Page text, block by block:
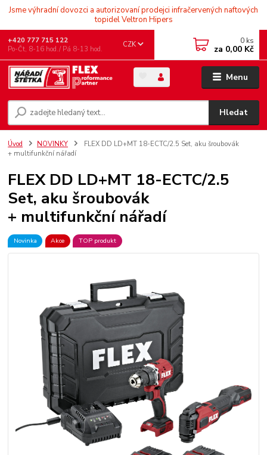
Jsme výhradní dovozci a autorizovaní prodejci infračervených naftových
topidel Veltron Hipers
Menu
CZK
Hledat
+420 777 715 122
Po-Čt, 8-16 hod./ Pá 8-13 hod.
0 ks
za 0,00 Kč
Úvod NOVINKY
FLEX DD LD+MT 18-ECTC/2.5 Set, aku šroubovák
+ multifunkční nářadí
FLEX DD LD+MT 18-ECTC/2.5
Set, aku šroubovák
+ multifunkční nářadí
Novinka Akce TOP produkt